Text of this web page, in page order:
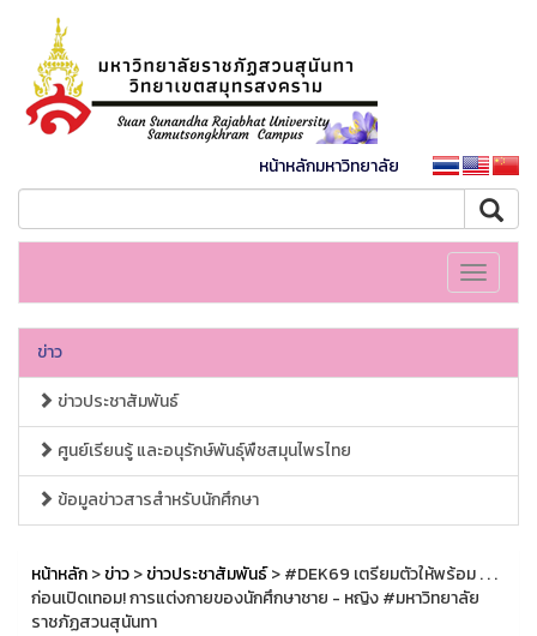
หน้าหลักมหาวิทยาลัย
Toggle
ข่าว
ข่าวประชาสัมพันธ์
ศูนย์เรียนรู้ และอนุรักษ์พันธุ์พืชสมุนไพรไทย
ข้อมูลข่าวสารสำหรับนักศึกษา
หน้าหลัก>ข่าว>ข่าวประชาสัมพันธ์> #DEK69 เตรียมตัวให้พร้อม . . .
ก่อนเปิดเทอม! การแต่งกายของนักศึกษาชาย - หญิง #มหาวิทยาลัย
ราชภัฏสวนสุนันทา